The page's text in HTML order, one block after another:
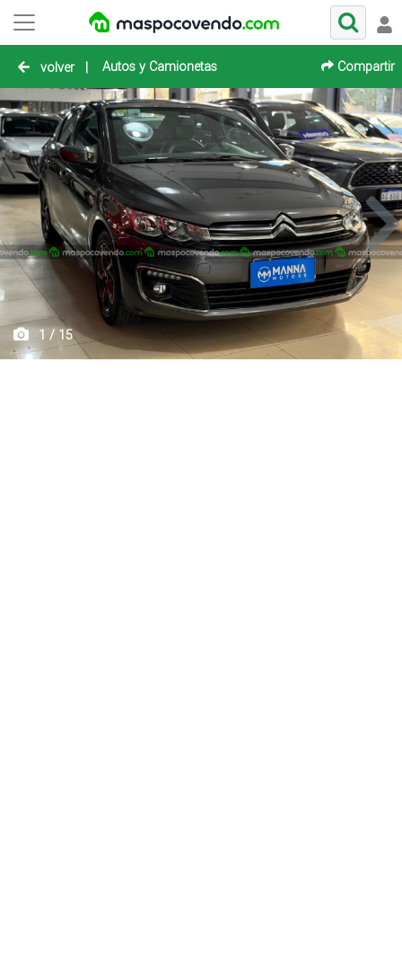
volver | Autos y Camionetas Compartir
1 / 15